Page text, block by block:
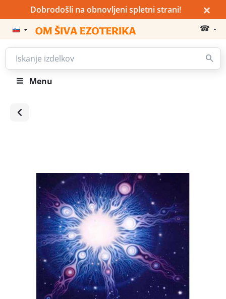
Dobrodošli na obnovljeni spletni strani! ×
☎
Menu